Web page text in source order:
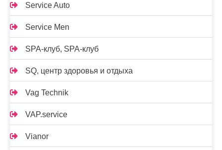
Service Auto
Service Men
SPA-клуб, SPA-клуб
SQ, центр здоровья и отдыха
Vag Technik
VAP.service
Vianor